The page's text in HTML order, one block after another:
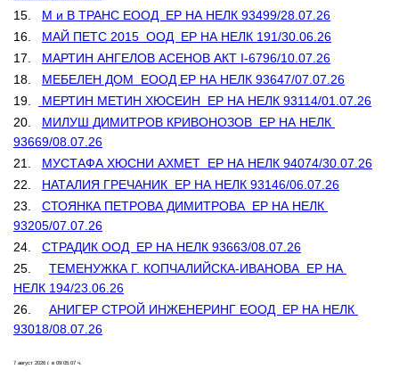
15. М и В ТРАНС ЕООД  ЕР НА НЕЛК 93499/28.07.26
16. МАЙ ПЕТС 2015  ООД  ЕР НА НЕЛК 191/30.06.26
17. МАРТИН АНГЕЛОВ АСЕНОВ АКТ I-6796/10.07.26
18. МЕБЕЛЕН ДОМ  ЕООД ЕР НА НЕЛК 93647/07.07.26
19.
МЕРТИН МЕТИН ХЮСЕИН  ЕР НА НЕЛК 93114/01.07.26
20. МИЛУШ ДИМИТРОВ КРИВОНОЗОВ  ЕР НА НЕЛК
93669/08.07.26
21. МУСТАФА ХЮСНИ АХМЕТ  ЕР НА НЕЛК 94074/30.07.26
22. НАТАЛИЯ ГРЕЧАНИК  ЕР НА НЕЛК 93146/06.07.26
23. СТОЯНКА ПЕТРОВА ДИМИТРОВА  ЕР НА НЕЛК
93205/07.07.26
24. СТРАДИК ООД  ЕР НА НЕЛК 93663/08.07.26
ТЕМЕНУЖКА Г. КОПЧАЛИЙСКА-ИВАНОВА  ЕР НА
НЕЛК 194/23.06.26
АНИГЕР СТРОЙ ИНЖЕНЕРИНГ ЕООД  ЕР НА НЕЛК
93018/08.07.26
7 август 2026 г. в 09:05:07 ч.